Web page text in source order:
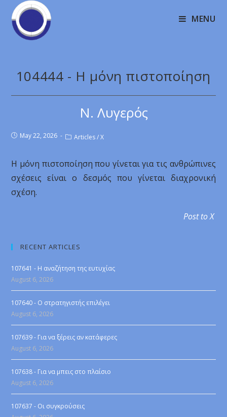
MENU
104444 - Η μόνη πιστοποίηση
Ν. Λυγερός
May 22, 2026 Articles / X
Η μόνη πιστοποίηση που γίνεται για τις ανθρώπινες
σχέσεις είναι ο δεσμός που γίνεται διαχρονική
σχέση.
Post to X
RECENT ARTICLES
107641 - Η αναζήτηση της ευτυχίας
August 6, 2026
107640 - Ο στρατηγιστής επιλέγει
August 6, 2026
107639 - Για να ξέρεις αν κατάφερες
August 6, 2026
107638 - Για να μπεις στο πλαίσιο
August 6, 2026
107637 - Οι συγκρούσεις